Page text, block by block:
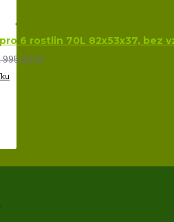
6 rostlin 70L 82x53x37, bez
995,00 Kč